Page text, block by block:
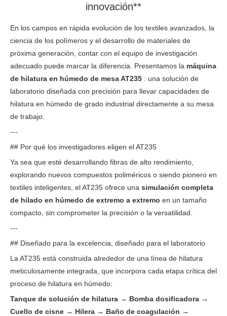
innovación**
En los campos en rápida evolución de los textiles avanzados, la
ciencia de los polímeros y el desarrollo de materiales de
próxima generación, contar con el equipo de investigación
adecuado puede marcar la diferencia. Presentamos la máquina
de hilatura en húmedo de mesa AT235 : una solución de
laboratorio diseñada con precisión para llevar capacidades de
hilatura en húmedo de grado industrial directamente a su mesa
de trabajo.
---
## Por qué los investigadores eligen el AT235
Ya sea que esté desarrollando fibras de alto rendimiento,
explorando nuevos compuestos poliméricos o siendo pionero en
textiles inteligentes, el AT235 ofrece una simulación completa
de hilado en húmedo de extremo a extremo en un tamaño
compacto, sin comprometer la precisión o la versatilidad.
---
## Diseñado para la excelencia, diseñado para el laboratorio
La AT235 está construida alrededor de una línea de hilatura
meticulosamente integrada, que incorpora cada etapa crítica del
proceso de hilatura en húmedo:
Tanque de solución de hilatura → Bomba dosificadora →
Cuello de cisne → Hilera → Baño de coagulación →